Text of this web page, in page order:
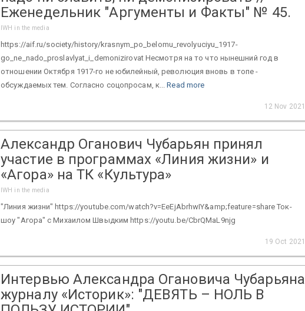
Еженедельник "Аргументы и Факты" № 45.
IWH in the media
https://aif.ru/society/history/krasnym_po_belomu_revolyuciyu_1917-
go_ne_nado_proslavlyat_i_demonizirovat Несмотря на то что нынешний год в
отношении Октября 1917-го не юбилейный, революция вновь в топе ­
обсуждаемых тем. Согласно соцопросам, к...Read more
12 Nov 2021
Александр Оганович Чубарьян принял
участие в программах «Линия жизни» и
«Агора» на ТК «Культура»
IWH in the media
"Линия жизни" https://youtube.com/watch?v=EeEjAbrhwIY&amp;feature=share Ток-
шоу "Агора" с Михаилом Швыдким https://youtu.be/CbrQMaL9njg
19 Oct 2021
Интервью Александра Огановича Чубарьяна
журналу «Историк»: "ДЕВЯТЬ – НОЛЬ В